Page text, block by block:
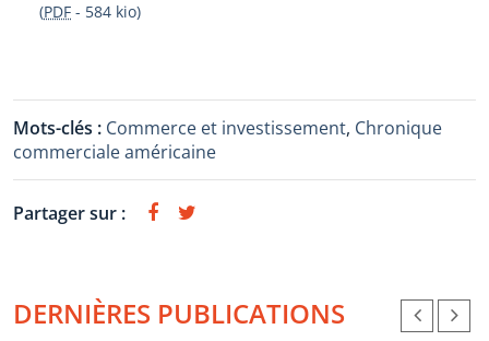
(PDF - 584 kio)
Mots-clés : Commerce et investissement, Chronique
commerciale américaine
Partager sur :
DERNIÈRES PUBLICATIONS